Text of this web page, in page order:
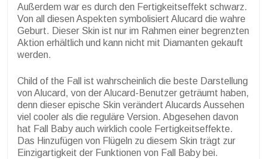
Außerdem war es durch den Fertigkeitseffekt schwarz.
Von all diesen Aspekten symbolisiert Alucard die wahre
Geburt. Dieser Skin ist nur im Rahmen einer begrenzten
Aktion erhältlich und kann nicht mit Diamanten gekauft
werden.
Child of the Fall ist wahrscheinlich die beste Darstellung
von Alucard, von der Alucard-Benutzer geträumt haben,
denn dieser epische Skin verändert Alucards Aussehen
viel cooler als die reguläre Version. Abgesehen davon
hat Fall Baby auch wirklich coole Fertigkeitseffekte.
Das Hinzufügen von Flügeln zu diesem Skin trägt zur
Einzigartigkeit der Funktionen von Fall Baby bei.